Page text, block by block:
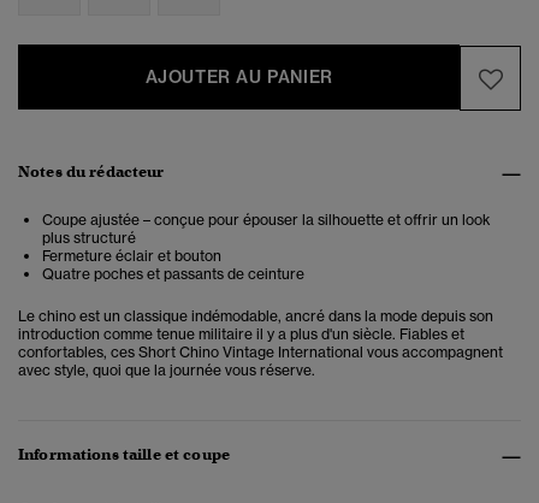
AJOUTER AU PANIER
Notes du rédacteur
Coupe ajustée – conçue pour épouser la silhouette et offrir un look
plus structuré
Fermeture éclair et bouton
Quatre poches et passants de ceinture
Le chino est un classique indémodable, ancré dans la mode depuis son
introduction comme tenue militaire il y a plus d'un siècle. Fiables et
confortables, ces Short Chino Vintage International vous accompagnent
avec style, quoi que la journée vous réserve.
Informations taille et coupe